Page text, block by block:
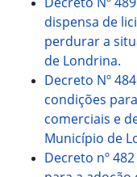
dispensa de
perdurar a
de Londrina.
Decreto Nº
condições
comerciais e
Município de
Decreto nº